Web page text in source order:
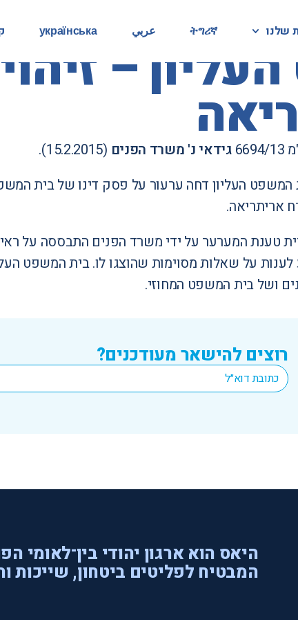
שלנו ትግሪኛ عربي українська שלנו ትግሪኛ عربي українська
–
13 גידאי נ' משרד הפנים (15.2.2015).
המשפט העליון דחה ערעור על פסק דינו של בית
אריתריאה.
טענת המערער על ידי משרד הפנים התבססה על
לענות על שאלות מסוימות שהוצגו לו. בית המשפט
ושל בית המשפט המחוזי.
רוצים להישאר מעודכנים?
Email
*
היאס הוא ארגון יהודי בין־לאומי
המבטיח לפליטים ביטחון, שייכות